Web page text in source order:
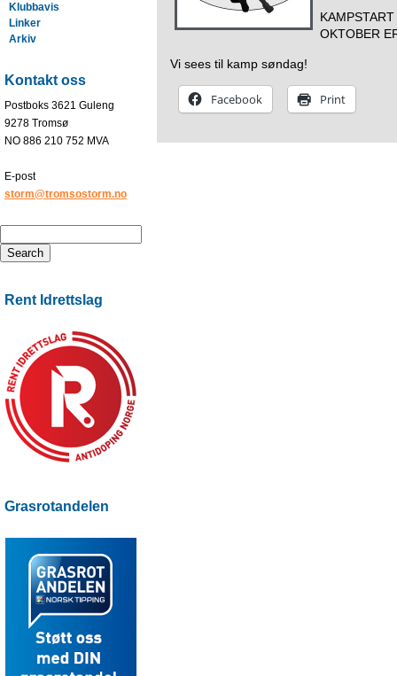
Klubbavis
Linker
Arkiv
Kontakt oss
Postboks 3621 Guleng
9278 Tromsø
NO 886 210 752 MVA
E-post
storm@tromsostorm.no
Rent Idrettslag
Grasrotandelen
OKTOBER
Vi sees til kamp søndag!
Facebook Print